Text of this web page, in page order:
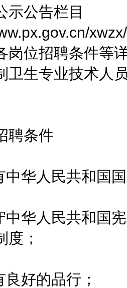
示公告栏目
岗位招聘条件等
卫生专业技术人
条件
华人民共和国国
人民共和国宪
度；
好的品行；